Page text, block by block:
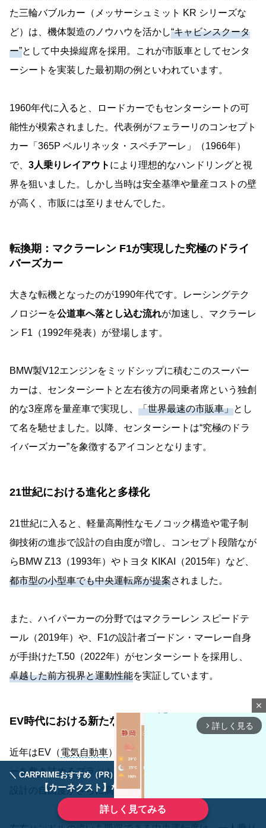
＼ CARPRIMEおすすめ（PR） ／ディーラーで手放すのはもったいない！
【カーネクスト】ならどんなクルマも高価買取
詳しく見てみる
た三輪バブルカー（メッサーシュミット KR シリーズな
ど）は、機体製造のノウハウを活かし“キャビンスクータ
ー”として中央操縦席を採用。これが市販車としてセンタ
ーシートを実装した最初期の例といわれています。
1960年代に入ると、ロードカーでもセンターシートの可
能性が模索されました。代表例がフェラーリのコンセプト
カー「365P ベルリネッタ・スペチアーレ」（1966年）
で、 3人乗りレイアウト により理想的なハンドリングと視
界を狙いました。しかし当時は安全基準や量産コストの壁
が高く、市販には至りませんでした。
転換期：マクラーレン F1が実現した究極のドライ
バーズカー
大きな転機となったのが1990年代です。レーシングテク
ノロジーを公道車へ落とし込む流れが加速し、マクラーレ
ン F1（1992年発表）が登場します。
BMW製V12エンジンをミッドシップに積むこのスーパー
カーは、センターシートと左右後方の同乗者席という独創
的な3座席を量産車で実現し、 「世界最速の市販車」とし
て名を馳せました。以降、センターシートは“究極のドラ
イバーズカー”を象徴するアイコンとなります。
21世紀における進化と多様化
21世紀に入ると、軽量高剛性なモノコック構造や電子制
御技術の進歩で設計の自由度が増し、コンセプト段階なが
らBMW Z13（1993年）やトヨタ KIKAI（2015年）など、
都市型の小型車でも中央運転席が提案されました。
また、ハイパーカーの分野ではマクラーレン スピードテ
ール（2019年）や、F1の設計者ゴードン・マーレー自身
が手掛けたT.50（2022年）がセンターシートを採用し、
卓越した前方視界と運動性能を実証しています。
EV時代における新たな可能性
近年はEV（電気自動車）シフトによって
ーを敷き詰めるプラットフォーム
設計の自由度がさらに高まりました。
close
arrow_forward_ios 詳しく見る